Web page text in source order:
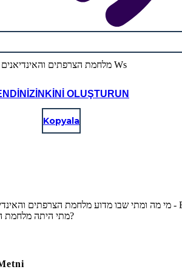
OLUŞTURUN
Kopyala
מתי היתה מלחמת הצרפתים והאינדיאנים?